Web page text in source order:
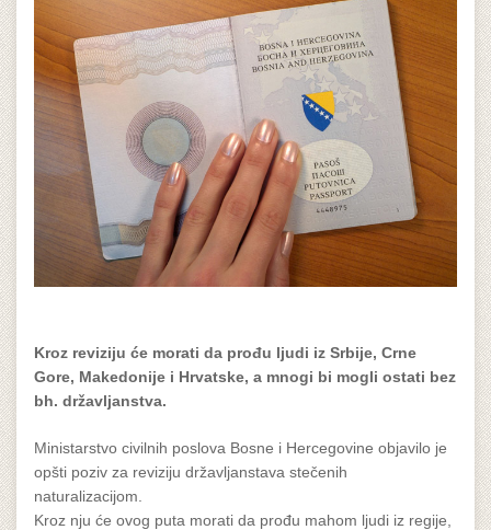
Kroz reviziju će morati da prođu ljudi iz Srbije, Crne
Gore, Makedonije i Hrvatske, a mnogi bi mogli ostati bez
bh. državljanstva.
Ministarstvo civilnih poslova Bosne i Hercegovine objavilo je
opšti poziv za reviziju državljanstava stečenih
naturalizacijom.
Kroz nju će ovog puta morati da prođu mahom ljudi iz regije,